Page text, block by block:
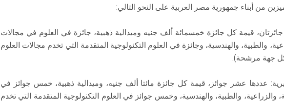
من أبناء جمهورية مصر العربية على النحو التالي:
جائزتان، قيمة كل جائزة خمسمائة ألف جنيه وميدالية ذهبية، جائزة في العلوم في مجالات
والطبية، والهندسية، وجائزة في العلوم التكنولوجية المتقدمة التي تخدم مجالات العلوم
جهة مرشحة).
عددها عشر جوائز، قيمة كل جائزة مائتا ألف جنيه، وميدالية ذهبية، خمس جوائز في
والزراعية، والطبية، والهندسية، وخمس جوائز في العلوم التكنولوجية المتقدمة التي تخدم